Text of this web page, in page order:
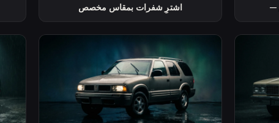
اشترِ شفرات بمقاس مخصص